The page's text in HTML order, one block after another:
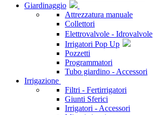
Giardinaggio
Attrezzatura manuale
Collettori
Elettrovalvole - Idrovalvole
Irrigatori Pop Up
Pozzetti
Programmatori
Tubo giardino - Accessori
Irrigazione
Filtri - Fertirrigatori
Giunti Sferici
Irrigatori - Accessori